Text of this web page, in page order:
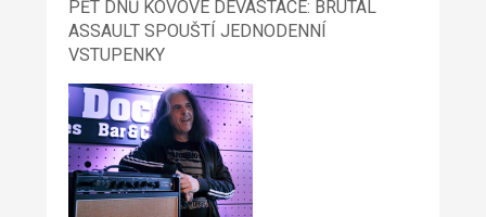
PĚT DNŮ KOVOVÉ DEVASTACE: BRUTAL
ASSAULT SPOUŠTÍ JEDNODENNÍ
VSTUPENKY